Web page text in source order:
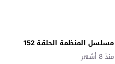
مسلسل المنظمة الحلقة 152
منذ 8 أشهر